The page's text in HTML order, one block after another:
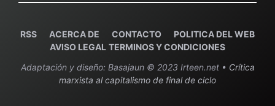
RSS ACERCA DE CONTACTO
POLITICA DEL WEB
AVISO LEGAL TERMINOS Y CONDICIONES
Adaptación y diseño: Basajaun © 2023 Irteen.net • Crítica
marxista al capitalismo de final de ciclo